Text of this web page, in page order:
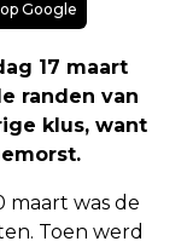
Google
17 maart
randen van
klus, want
maart was de
Toen werd